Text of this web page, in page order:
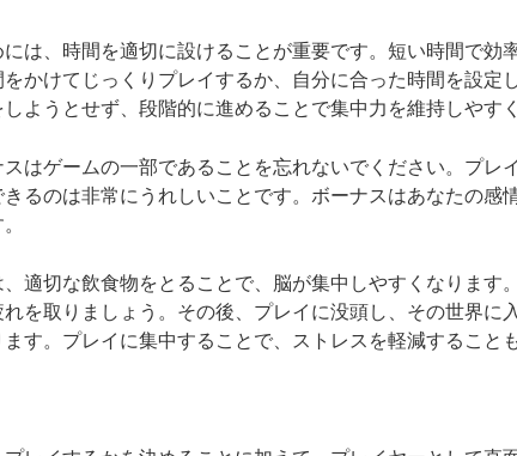
は、時間を適切に設けることが重要です。短い時間で効
かけてじっくりプレイするか、自分に合った時間を設定
ようとせず、段階的に進めることで集中力を維持しやす
スはゲームの一部であることを忘れないでください。プレ
きるのは非常にうれしいことです。ボーナスはあなたの感
適切な飲食物をとることで、脳が集中しやすくなります
を取りましょう。その後、プレイに没頭し、その世界に
す。プレイに集中することで、ストレスを軽減すること